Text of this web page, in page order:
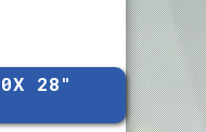
28″